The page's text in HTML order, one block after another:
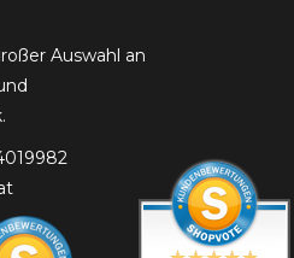
Auswahl an